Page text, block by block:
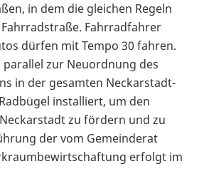
in dem die gleichen Regeln
Fahrradfahrer
dürfen mit Tempo 30 fahren.
zur Neuordnung des
in der gesamten Neckarstadt-
installiert, um den
zu fördern und zu
der vom Gemeinderat
erfolgt im